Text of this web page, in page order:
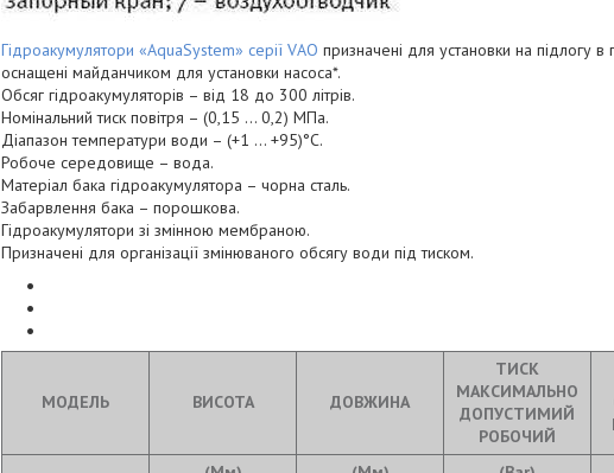
Гідроакумулятори «AquaSystem» серії VАO призначені для установки на підлогу в
оснащені майданчиком для установки насоса*.
Обсяг гідроакумуляторів – від 18 до 300 літрів.
Номінальний тиск повітря – (0,15 ... 0,2) МПа.
Діапазон температури води – (+1 ... +95)°С.
Робоче середовище – вода.
Матеріал бака гідроакумулятора – чорна сталь.
Забарвлення бака – порошкова.
Гідроакумулятори зі змінною мембраною.
Призначені для організації змінюваного обсягу води під тиском.
МОДЕЛЬ ВИСОТА ДОВЖИНА
ТИСК
МАКСИМАЛЬНО
ДОПУСТИМИЙ
РОБОЧИЙ